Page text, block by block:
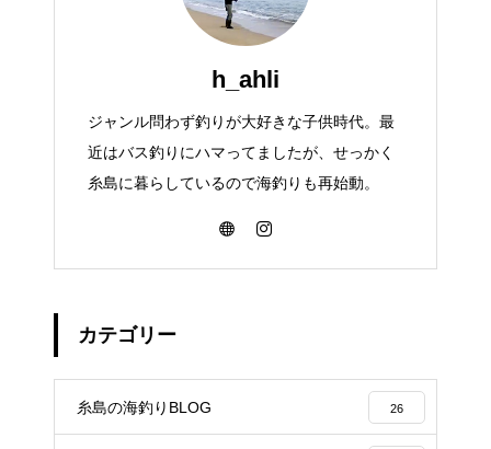
h_ahli
ジャンル問わず釣りが大好きな子供時代。最
近はバス釣りにハマってましたが、せっかく
糸島に暮らしているので海釣りも再始動。
カテゴリー
糸島の海釣りBLOG 26